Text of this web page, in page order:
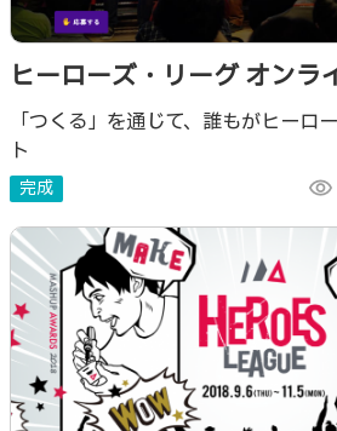
ヒーローズ・リーグ オンラ
「つくる」を通じて、誰もがヒーロ
ト
完成 visibility